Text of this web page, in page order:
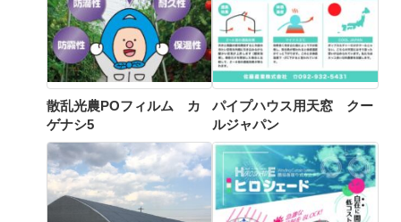
散乱光農POフィルム カ
ゲナシ5
パイプハウス用天窓 クー
ルジャパン